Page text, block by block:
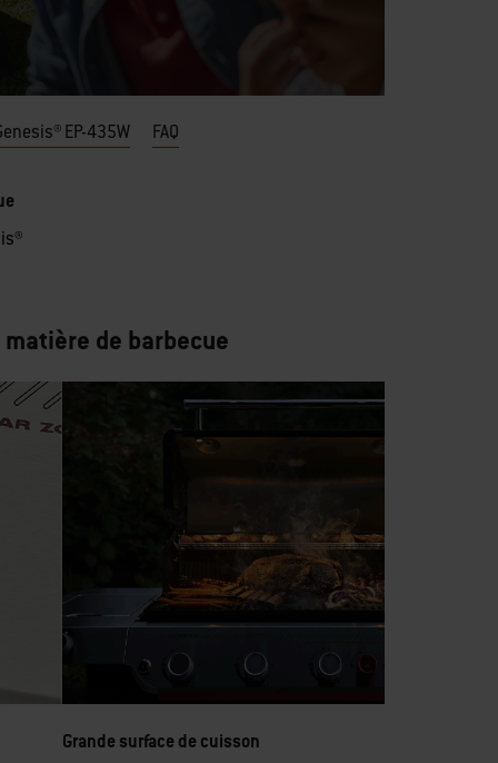
EP-435W FAQ
de barbecue
Grande surface de cuisson